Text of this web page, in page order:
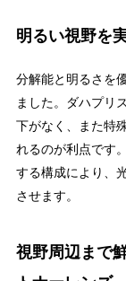
明るい視野を
分解能と明るさを
ました。ダハプリ
下がなく、また特
れるのが利点です
する構成により、
させます。
視野周辺まで